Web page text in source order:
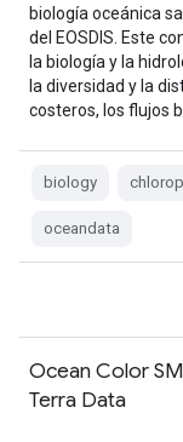
biología oceánica
del EOSDIS. Este
la biología y la
la diversidad y la
costeros, los flujos
biology
oceandata
Ocean Color
Terra Data